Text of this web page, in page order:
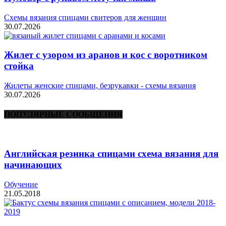
Схемы вязания спицами свитеров для женщин
30.07.2026
Жилет с узором из аранов и кос с воротником
стойка
Жилеты женские спицами, безрукавки - схемы вязания
30.07.2026
ПОПУЛЯРНЫЕ СООБЩЕНИЯ
Английская резинка спицами схема вязания для
начинающих
Обучение
21.05.2018